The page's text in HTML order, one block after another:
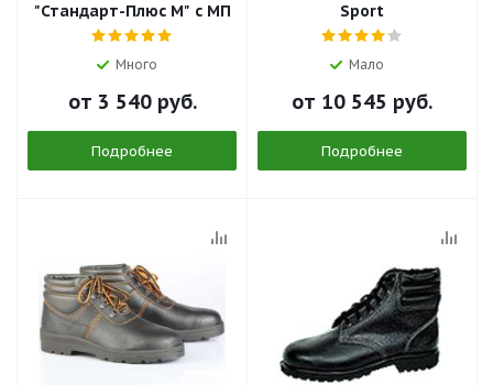
"Стандарт-Плюс М" с МП
Много
от 3 540 руб.
Подробнее
Sport
Мало
от 10 545 руб.
Подробнее